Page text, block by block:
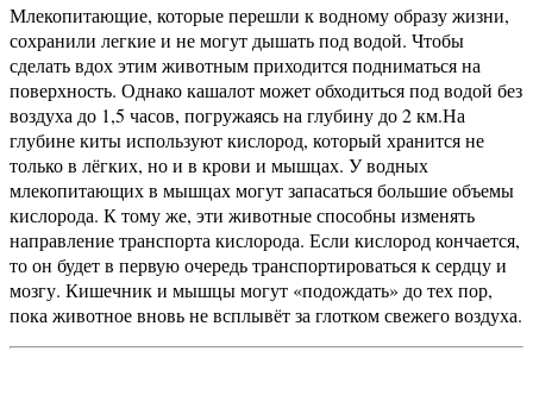
Млекопитающие, которые перешли к водному образу жизни,
сохранили легкие и не могут дышать под водой. Чтобы
сделать вдох этим животным приходится подниматься на
поверхность. Однако кашалот может обходиться под водой без
воздуха до 1,5 часов, погружаясь на глубину до 2 км.На
глубине киты используют кислород, который хранится не
только в лёгких, но и в крови и мышцах. У водных
млекопитающих в мышцах могут запасаться большие объемы
кислорода. К тому же, эти животные способны изменять
направление транспорта кислорода. Если кислород кончается,
то он будет в первую очередь транспортироваться к сердцу и
мозгу. Кишечник и мышцы могут «подождать» до тех пор,
пока животное вновь не всплывёт за глотком свежего воздуха.